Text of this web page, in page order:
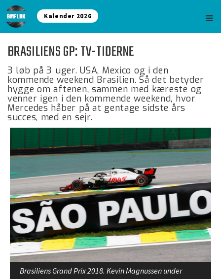
Kalender 2026
BRASILIENS GP: TV-TIDERNE
3 løb på 3 uger. USA, Mexico og i den
kommende weekend Brasilien. Så det betyder
hygge om aftenen, sammen med kæreste og
venner igen i den kommende weekend, hvor
Mercedes håber på at gentage sidste års
succes, med en sejr.
Brasiliens Grand Prix 2018. Kevin Magnussen under